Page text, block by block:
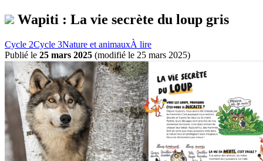
Wapiti : La vie secrète du loup gris
Cycle 2Cycle 3Nature et animauxÀ lire
Publié le 25 mars 2025 (modifié le 25 mars 2025)